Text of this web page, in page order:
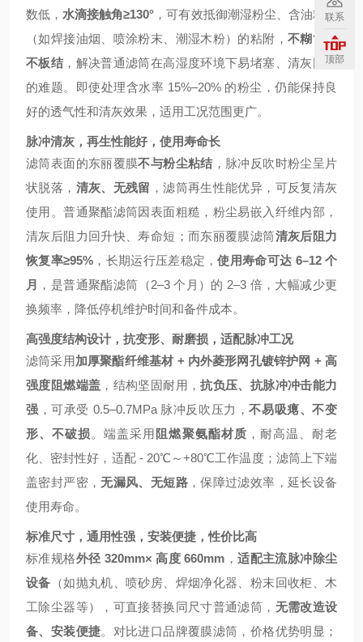
数低， 水滴接触角≥130° ，可有效抵御潮湿粉尘、含油粉尘
（如焊接油烟、喷涂粉末、潮湿木粉）的粘附， 不糊筒、
不板结，解决普通滤筒在高湿度环境下易堵塞、清灰困难
的难题。即使处理含水率 15%–20% 的粉尘，仍能保持良
好的透气性和清灰效果，适用工况范围更广。
脉冲清灰，再生性能好，使用寿命长
滤筒表面的东丽覆膜不与粉尘粘结，脉冲反吹时粉尘呈片
状脱落， 清灰、无残留 ，滤筒再生性能优异，可反复清灰
使用。普通聚酯滤筒因表面粗糙，粉尘易嵌入纤维内部，
清灰后阻力回升快、寿命短；而东丽覆膜滤筒清灰后阻力
恢复率≥95%，长期运行压差稳定，使用寿命可达 6–12 个
月 ，是普通聚酯滤筒（2–3 个月）的 2–3 倍，大幅减少更
换频率，降低停机维护时间和备件成本。
高强度结构设计，抗变形、耐磨损，适配脉冲工况
滤筒采用加厚聚酯纤维基材 + 内外菱形网孔镀锌护网 + 高
强度阻燃端盖 ，结构坚固耐用，抗负压、抗脉冲冲击能力
强 ，可承受 0.5–0.7MPa 脉冲反吹压力，不易吸瘪、不变
形、不破损。端盖采用 阻燃聚氨酯材质 ，耐高温、耐老
化、密封性好，适配 - 20℃～+80℃工作温度；滤筒上下端
盖密封严密，无漏风、无短路，保障过滤效率，延长设备
使用寿命。
标准尺寸，通用性强，安装便捷，性价比高
标准规格外径 320mm× 高度 660mm ，适配主流脉冲除尘
设备 （如抛丸机、喷砂房、焊烟净化器、粉末回收柜、木
工除尘器等），可直接替换同尺寸普通滤筒， 无需改造设
备、安装便捷。对比进口品牌覆膜滤筒，价格优势明显；
联系
顶部